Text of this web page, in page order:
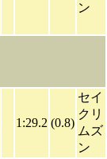
ン
1:29.2 (0.8)
セイ
クリ
ムズ
ン